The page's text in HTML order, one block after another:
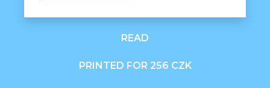
READ
PRINTED FOR 256 CZK